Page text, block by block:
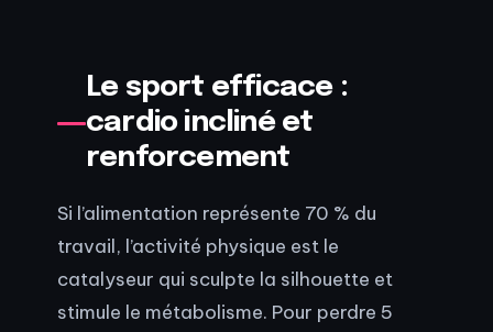
Le sport efficace :
cardio incliné et
renforcement
Si l’alimentation représente 70 % du
travail, l’activité physique est le
catalyseur qui sculpte la silhouette et
stimule le métabolisme. Pour perdre 5